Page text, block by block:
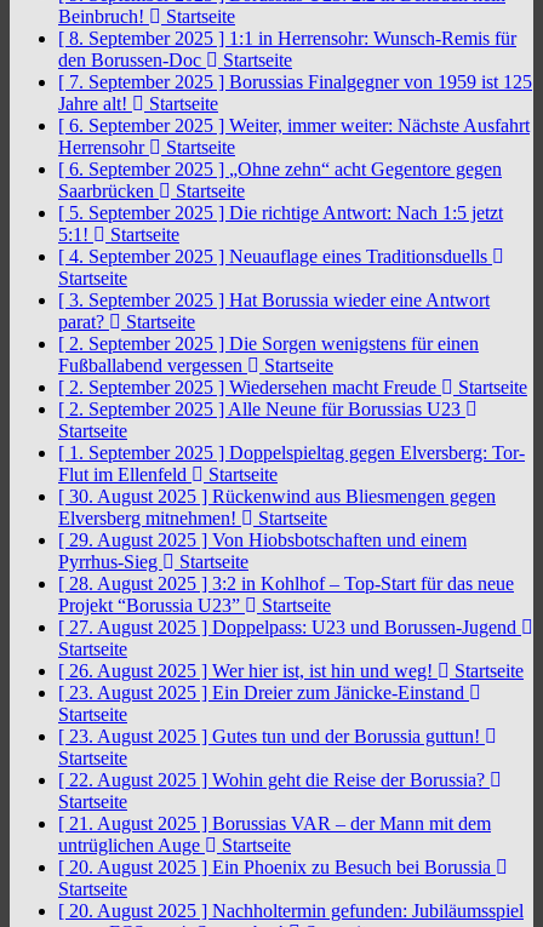
Beinbruch!
Startseite
[ 8. September 2025 ] 1:1 in Herrensohr: Wunsch-Remis für
den Borussen-Doc
Startseite
[ 7. September 2025 ] Borussias Finalgegner von 1959 ist 125
Jahre alt!
Startseite
[ 6. September 2025 ] Weiter, immer weiter: Nächste Ausfahrt
Herrensohr
Startseite
[ 6. September 2025 ] „Ohne zehn“ acht Gegentore gegen
Saarbrücken
Startseite
[ 5. September 2025 ] Die richtige Antwort: Nach 1:5 jetzt
5:1!
Startseite
[ 4. September 2025 ] Neuauflage eines Traditionsduells
Startseite
[ 3. September 2025 ] Hat Borussia wieder eine Antwort
parat?
Startseite
[ 2. September 2025 ] Die Sorgen wenigstens für einen
Fußballabend vergessen
Startseite
[ 2. September 2025 ] Wiedersehen macht Freude
Startseite
[ 2. September 2025 ] Alle Neune für Borussias U23
Startseite
[ 1. September 2025 ] Doppelspieltag gegen Elversberg: Tor-
Flut im Ellenfeld
Startseite
[ 30. August 2025 ] Rückenwind aus Bliesmengen gegen
Elversberg mitnehmen!
Startseite
[ 29. August 2025 ] Von Hiobsbotschaften und einem
Pyrrhus-Sieg
Startseite
[ 28. August 2025 ] 3:2 in Kohlhof – Top-Start für das neue
Projekt “Borussia U23”
Startseite
[ 27. August 2025 ] Doppelpass: U23 und Borussen-Jugend
Startseite
[ 26. August 2025 ] Wer hier ist, ist hin und weg!
Startseite
[ 23. August 2025 ] Ein Dreier zum Jänicke-Einstand
Startseite
[ 23. August 2025 ] Gutes tun und der Borussia guttun!
Startseite
[ 22. August 2025 ] Wohin geht die Reise der Borussia?
Startseite
[ 21. August 2025 ] Borussias VAR – der Mann mit dem
untrüglichen Auge
Startseite
[ 20. August 2025 ] Ein Phoenix zu Besuch bei Borussia
Startseite
[ 20. August 2025 ] Nachholtermin gefunden: Jubiläumsspiel